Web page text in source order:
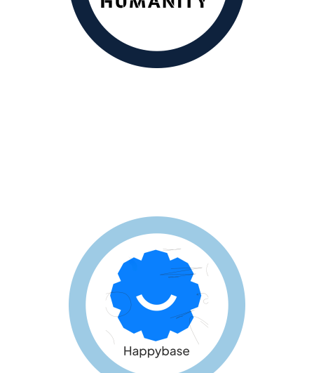
creëren tussen diverse groepen.
Bekijk
hier
de website.
We zetten ons in voor groei en inzicht voor
de werknemer door hen te ondersteunen
met op maat gemaakte ontwikkelplannen
via een (digitaal) platform die bijdragen aan
werkgeluk en persoonlijke ontwikkeling.
Bekijk
de website.